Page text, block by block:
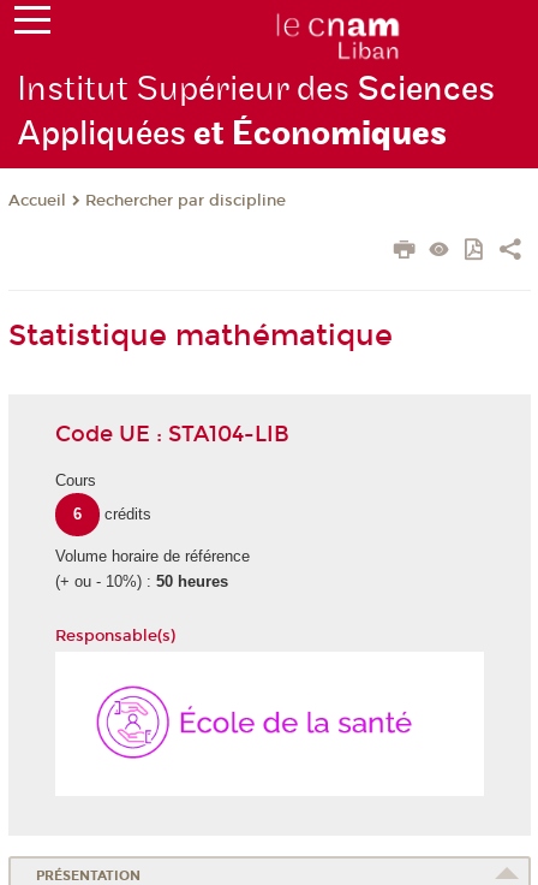
Institut Supérieur des Sciences
Appliquéeset Économiques
Accueil Rechercher par discipline
Statistique mathématique
Code UE : STA104-LIB
Cours
6
crédits
Volume horaire de référence
(+ ou - 10%) : 50 heures
Responsable(s)
PRÉSENTATION